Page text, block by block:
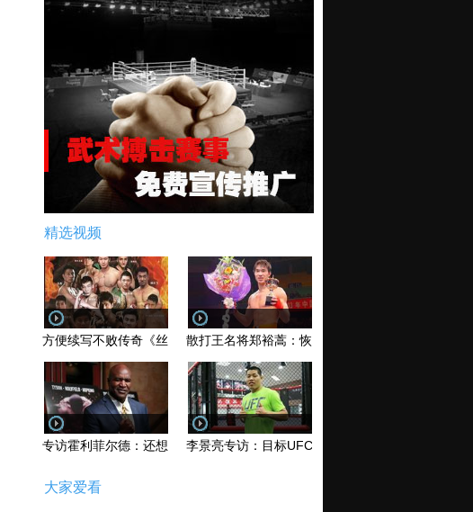
精选视频
方便续写不败传奇《丝路英雄》太原站全场视频
散打王名将郑裕蒿：恢复训练 有望回归擂台
专访霍利菲尔德：还想再和泰森干一架！李景亮专访：目标UFC金腰带 不做打酱油
大家爱看